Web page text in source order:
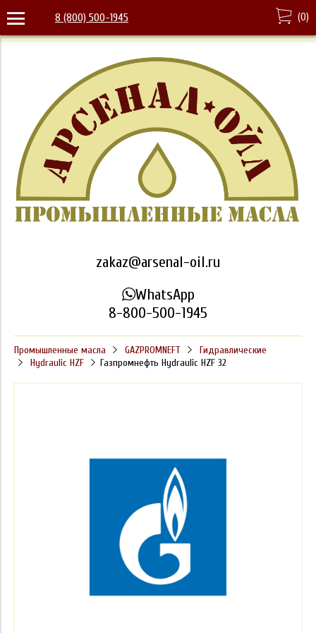
8 (800) 500-1945 (0)
zakaz@arsenal-oil.ru
WhatsApp
8-800-500-1945
Промышленные масла GAZPROMNEFT
Гидравлические
Hydraulic HZF
Газпромнефть Hydraulic HZF 32